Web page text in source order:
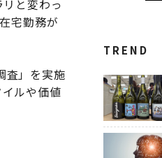
と変わっ
宅勤務が
査」を実施
ルや価値
TREND